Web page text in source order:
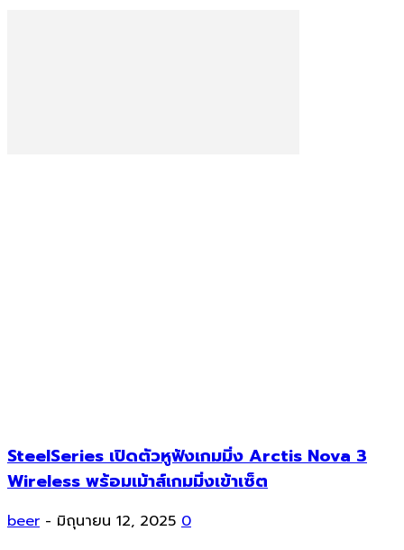
SteelSeries เปิดตัวหูฟังเกมมิ่ง Arctis Nova 3
Wireless พร้อมเม้าส์เกมมิ่งเข้าเซ็ต
beer - มิถุนายน 12, 2025 0